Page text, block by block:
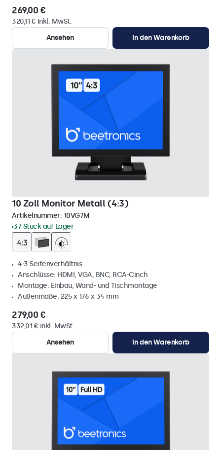
269,00 €
320,11 € inkl. MwSt.
Ansehen
In den Warenkorb
10 Zoll Monitor Metall (4:3)
Artikelnummer: 10VG7M
37 Stück auf Lager
4:3 Seitenverhältnis
Anschlüsse: HDMI, VGA, BNC, RCA-Cinch
Montage: Einbau, Wand- und Tischmontage
Außenmaße: 225 x 176 x 34 mm
279,00 €
332,01 € inkl. MwSt.
Ansehen
In den Warenkorb